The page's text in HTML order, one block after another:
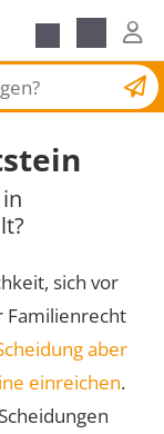
sich vor
Familienrecht
aber
einreichen.